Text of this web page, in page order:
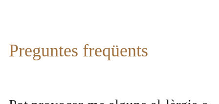
Preguntes freqüents